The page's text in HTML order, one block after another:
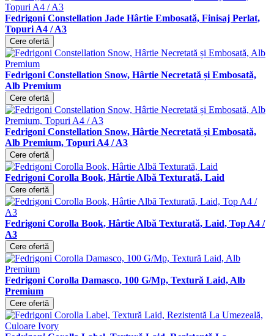
Fedrigoni Constellation Jade Hârtie Embosată, Finisaj Perlat,
Topuri A4 / A3
Cere ofertă
Fedrigoni Constellation Snow, Hârtie Necretată și Embosată,
Alb Premium
Cere ofertă
Fedrigoni Constellation Snow, Hârtie Necretată și Embosată,
Alb Premium, Topuri A4 / A3
Cere ofertă
Fedrigoni Corolla Book, Hârtie Albă Texturată, Laid
Cere ofertă
Fedrigoni Corolla Book, Hârtie Albă Texturată, Laid, Top A4 /
A3
Cere ofertă
Fedrigoni Corolla Damasco, 100 G/Mp, Textură Laid, Alb
Premium
Cere ofertă